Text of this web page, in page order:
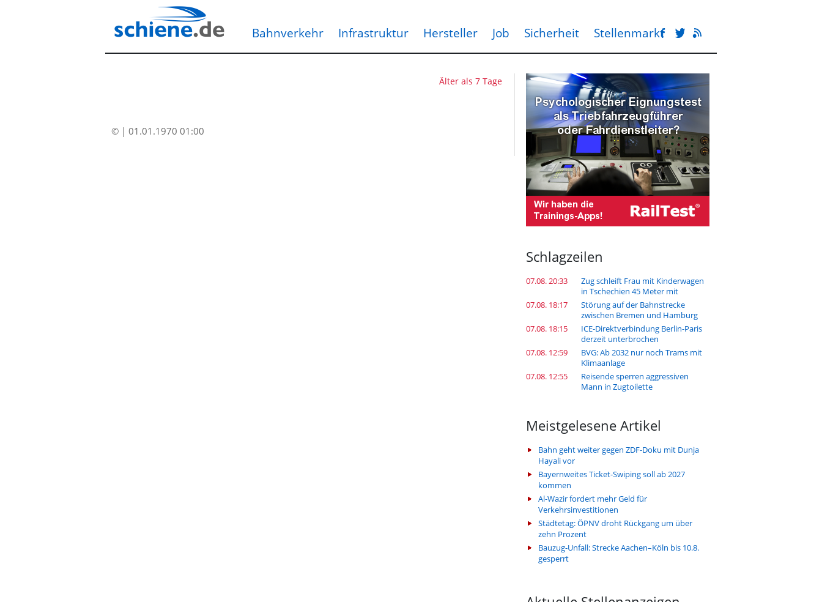
Bahnverkehr Infrastruktur Hersteller Job Sicherheit Stellenmarkt
Älter als 7 Tage
© | 01.01.1970 01:00
Schlagzeilen
07.08. 20:33
Zug schleift Frau mit Kinderwagen
in Tschechien 45 Meter mit
07.08. 18:17
Störung auf der Bahnstrecke
zwischen Bremen und Hamburg
07.08. 18:15
ICE-Direktverbindung Berlin-Paris
derzeit unterbrochen
07.08. 12:59
BVG: Ab 2032 nur noch Trams mit
Klimaanlage
07.08. 12:55
Reisende sperren aggressiven
Mann in Zugtoilette
Meistgelesene Artikel
Bahn geht weiter gegen ZDF-Doku mit Dunja
Hayali vor
Bayernweites Ticket-Swiping soll ab 2027
kommen
Al-Wazir fordert mehr Geld für
Verkehrsinvestitionen
Städtetag: ÖPNV droht Rückgang um über
zehn Prozent
Bauzug-Unfall: Strecke Aachen–Köln bis 10.8.
gesperrt